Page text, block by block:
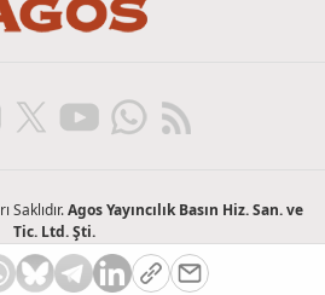
Agos Yayıncılık Basın Hiz. San. ve
Tic. Ltd. Şti.